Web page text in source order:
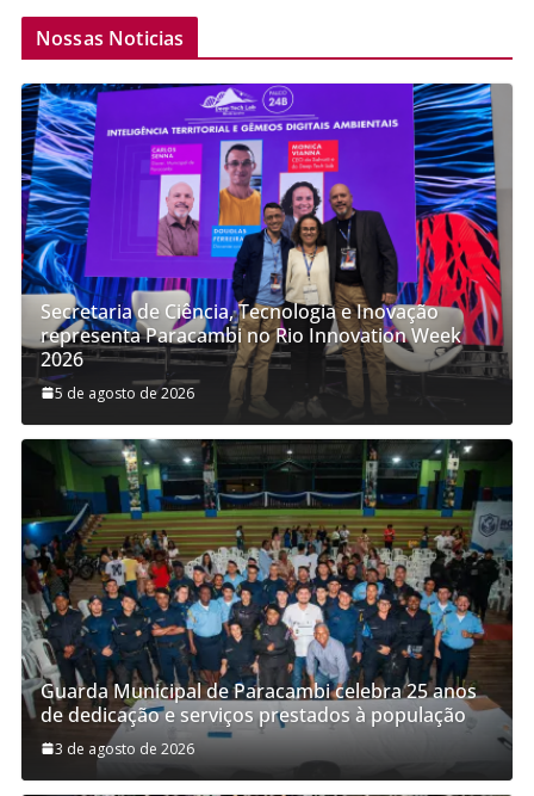
Nossas Noticias
Secretaria de Ciência, Tecnologia e Inovação
representa Paracambi no Rio Innovation Week
2026
5 de agosto de 2026
Guarda Municipal de Paracambi celebra 25 anos
de dedicação e serviços prestados à população
3 de agosto de 2026